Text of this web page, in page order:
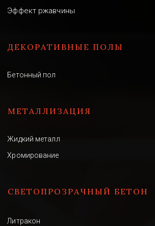
Эффект ржавчины
ДЕКОРАТИВНЫЕ ПОЛЫ
Бетонный пол
МЕТАЛЛИЗАЦИЯ
Жидкий металл
Хромирование
СВЕТОПРОЗРАЧНЫЙ БЕТОН
Литракон